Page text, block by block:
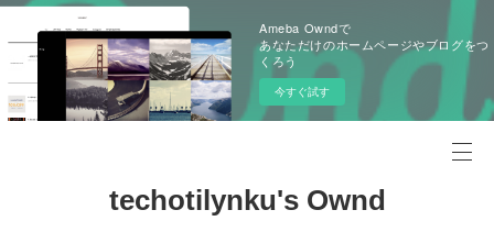
Ameba Owndで
あなただけのホームページやブログをつ
くろう
今すぐ試す
techotilynku's Ownd